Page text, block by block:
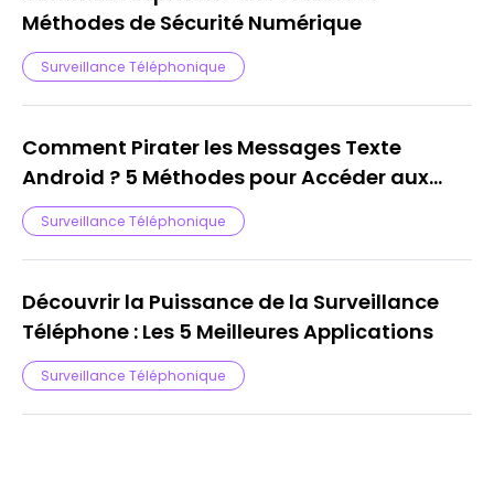
Méthodes de Sécurité Numérique
Surveillance Téléphonique
Comment Pirater les Messages Texte
Android ? 5 Méthodes pour Accéder aux
Communications Téléphoniques
Surveillance Téléphonique
Découvrir la Puissance de la Surveillance
Téléphone : Les 5 Meilleures Applications
Surveillance Téléphonique